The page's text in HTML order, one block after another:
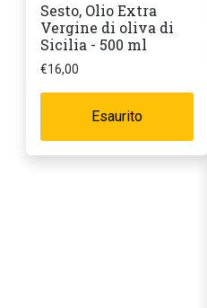
Sesto, Olio Extra
Vergine di oliva di
Sicilia - 500 ml
€16,00
Esaurito